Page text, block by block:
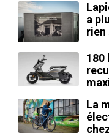
a
rien
180
La